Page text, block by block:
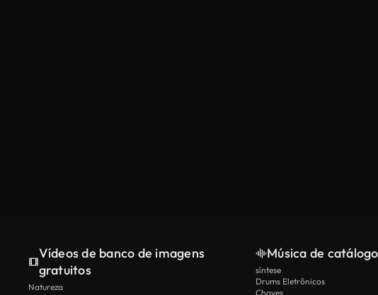
Vídeos de banco de imagens
gratuitos
Natureza
Música de
síntese
Drums Eletrônicos
Chaves